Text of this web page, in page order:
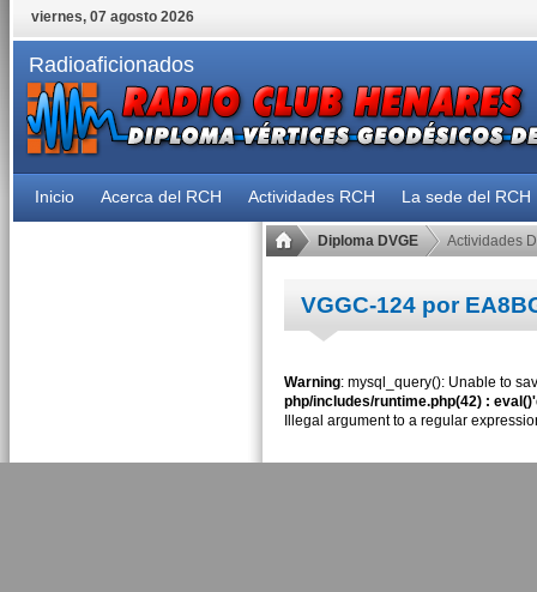
viernes, 07 agosto 2026
Radioaficionados
Inicio Acerca del RCH Actividades RCH La sede del RCH
Diploma DVGE Actividades
VGGC-124 por
Warning: mysql_query(): Unable to
php/includes/runtime.php(42) :
Illegal argument to a regular